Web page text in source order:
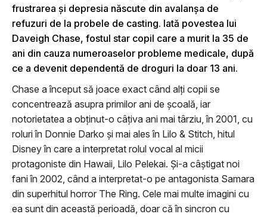
frustrarea şi depresia născute din avalanşa de
refuzuri de la probele de casting. Iată povestea lui
Daveigh Chase, fostul star copil care a murit la 35 de
ani din cauza numeroaselor probleme medicale, după
ce a devenit dependentă de droguri la doar 13 ani.
Chase a început să joace exact când alţi copii se
concentrează asupra primilor ani de şcoală, iar
notorietatea a obţinut-o câţiva ani mai târziu, în 2001, cu
roluri în Donnie Darko şi mai ales în Lilo & Stitch, hitul
Disney în care a interpretat rolul vocal al micii
protagoniste din Hawaii, Lilo Pelekai. Şi-a câştigat noi
fani în 2002, când a interpretat-o pe antagonista Samara
din superhitul horror The Ring. Cele mai multe imagini cu
ea sunt din această perioadă, doar că în sincron cu